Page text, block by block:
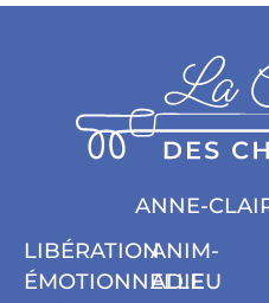
ANNE-
LIBÉRATION
ÉMOTIONNELLE
ANIM-
ADIEU